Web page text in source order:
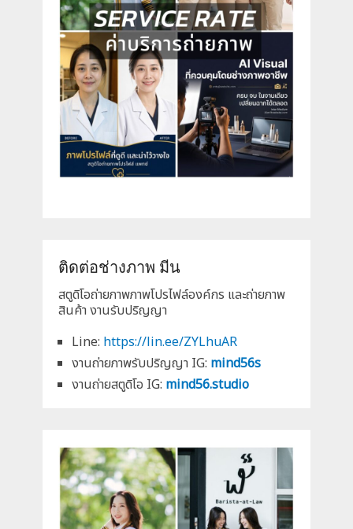
ติดต่อช่างภาพ มีน
สตูดิโอถ่ายภาพภาพโปรไฟล์องค์กร และถ่ายภาพ
สินค้า งานรับปริญญา
Line: https://lin.ee/ZYLhuAR
งานถ่ายภาพรับปริญญา IG: mind56s
งานถ่ายสตูดิโอ IG: mind56.studio